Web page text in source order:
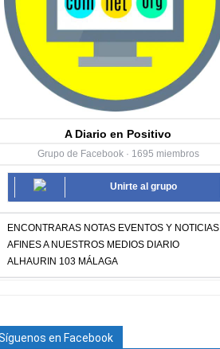
A Diario en Positivo
Grupo de Facebook · 1695 miembros
Unirte al grupo
ENCONTRARAS NOTAS EVENTOS Y NOTICIAS
AFINES A NUESTROS MEDIOS DIARIO
ALHAURIN 103 MÁLAGA
en Facebook